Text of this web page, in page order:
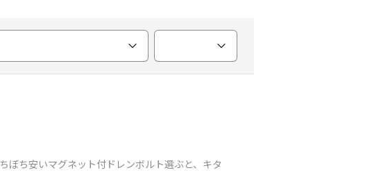
ぼち安いマグネット付ドレンボルト選ぶと、キタ